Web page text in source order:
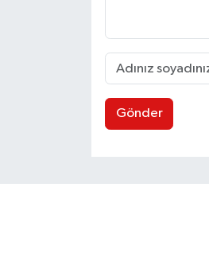
Gönder